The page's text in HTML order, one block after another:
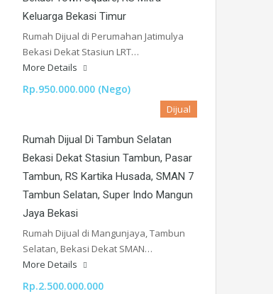
Keluarga Bekasi Timur
Rumah Dijual di Perumahan Jatimulya
Bekasi Dekat Stasiun LRT…
More Details
Rp.950.000.000 (Nego)
Dijual
Rumah Dijual Di Tambun Selatan
Bekasi Dekat Stasiun Tambun, Pasar
Tambun, RS Kartika Husada, SMAN 7
Tambun Selatan, Super Indo Mangun
Jaya Bekasi
Rumah Dijual di Mangunjaya, Tambun
Selatan, Bekasi Dekat SMAN…
More Details
Rp.2.500.000.000